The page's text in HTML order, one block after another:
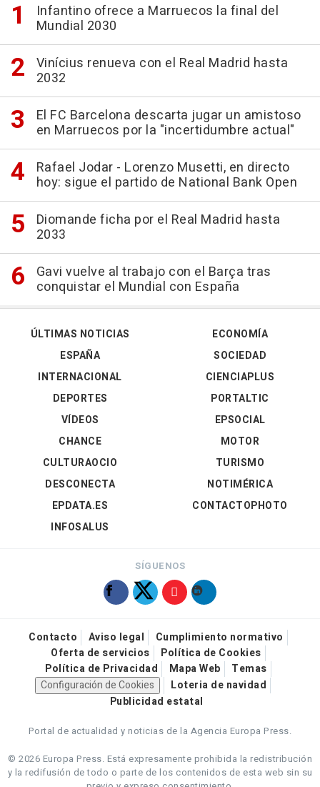
Infantino ofrece a Marruecos la final del
Mundial 2030
Vinícius renueva con el Real Madrid hasta
2032
El FC Barcelona descarta jugar un amistoso
en Marruecos por la "incertidumbre actual"
Rafael Jodar - Lorenzo Musetti, en directo
hoy: sigue el partido de National Bank Open
Diomande ficha por el Real Madrid hasta
2033
Gavi vuelve al trabajo con el Barça tras
conquistar el Mundial con España
ÚLTIMAS NOTICIAS
ESPAÑA
INTERNACIONAL
DEPORTES
VÍDEOS
ECONOMÍA
SOCIEDAD
CIENCIAPLUS
PORTALTIC
EPSOCIAL
CHANCE
CULTURAOCIO
DESCONECTA
EPDATA.ES
INFOSALUS
MOTOR
TURISMO
NOTIMÉRICA
CONTACTOPHOTO
SÍGUENOS
Contacto Aviso legal
Cumplimiento normativo
Oferta de servicios
Política de Cookies
Política de Privacidad
Mapa Web
Temas
Configuración de Cookies
Loteria de navidad
Publicidad estatal
Portal de actualidad y noticias de la Agencia Europa Press.
© 2026 Europa Press. Está expresamente prohibida la redistribución
y la redifusión de todo o parte de los contenidos de esta web sin su